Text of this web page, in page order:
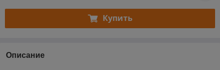
Купить
Описание